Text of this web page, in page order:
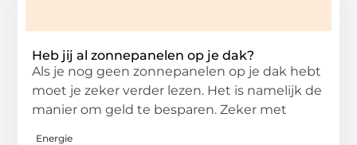
Heb jij al zonnepanelen op je dak?
Als je nog geen zonnepanelen op je dak hebt
moet je zeker verder lezen. Het is namelijk de
manier om geld te besparen. Zeker met
Energie